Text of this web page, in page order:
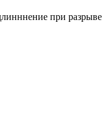
при разрыве